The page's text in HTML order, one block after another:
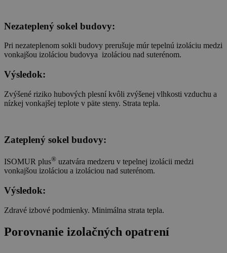
Nezateplený sokel budovy:
Pri nezateplenom sokli budovy prerušuje múr tepelnú izoláciu medzi
vonkajšou izoláciou budovya izoláciou nad suterénom.
Výsledok:
Zvýšené riziko hubových plesní kvôli zvýšenej vlhkosti vzduchu a
nízkej vonkajšej teplote v päte steny. Strata tepla.
Zateplený sokel budovy:
ISOMUR plus® uzatvára medzeru v tepelnej izolácii medzi
vonkajšou izoláciou a izoláciou nad suterénom.
Výsledok:
Zdravé izbové podmienky. Minimálna strata tepla.
Porovnanie izolačných opatrení